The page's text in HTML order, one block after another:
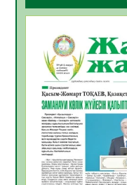
ҚҰРЫЛТАЙ
БАСТАР
06.08.2026
Инфекциялық
жұмыстарының
06.08.2026
Көкжөтел
06.08.2026
АПВ вакцинасы